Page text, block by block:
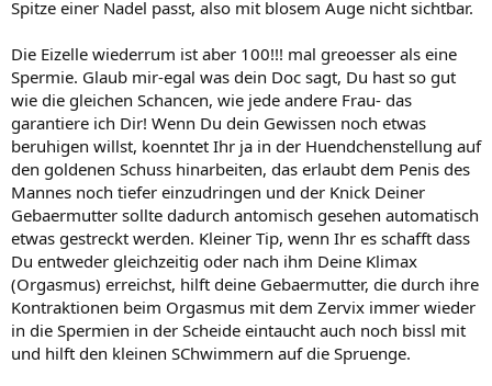
Spitze einer Nadel passt, also mit blosem Auge nicht sichtbar.
Die Eizelle wiederrum ist aber 100!!! mal greoesser als eine
Spermie. Glaub mir-egal was dein Doc sagt, Du hast so gut
wie die gleichen Schancen, wie jede andere Frau- das
garantiere ich Dir! Wenn Du dein Gewissen noch etwas
beruhigen willst, koenntet Ihr ja in der Huendchenstellung auf
den goldenen Schuss hinarbeiten, das erlaubt dem Penis des
Mannes noch tiefer einzudringen und der Knick Deiner
Gebaermutter sollte dadurch antomisch gesehen automatisch
etwas gestreckt werden. Kleiner Tip, wenn Ihr es schafft dass
Du entweder gleichzeitig oder nach ihm Deine Klimax
(Orgasmus) erreichst, hilft deine Gebaermutter, die durch ihre
Kontraktionen beim Orgasmus mit dem Zervix immer wieder
in die Spermien in der Scheide eintaucht auch noch bissl mit
und hilft den kleinen SChwimmern auf die Spruenge.